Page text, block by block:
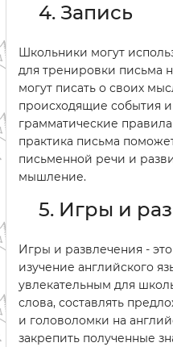
4. Запись
Школьники могут
для тренировки письма
могут писать о своих
происходящие события и
грамматические
практика письма
письменной речи и
мышление.
5. Игры и
Игры и развлечения -
изучение английского
увлекательным для
слова, составлять
и головоломки на
закрепить полученные